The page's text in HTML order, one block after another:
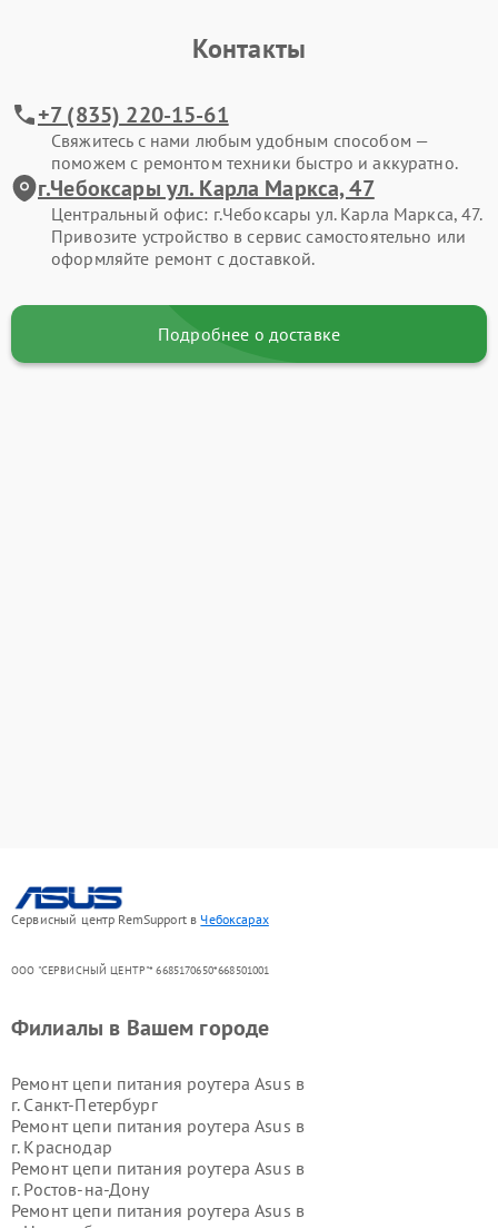
Контакты
+7 (835) 220-15-61
Свяжитесь с нами любым удобным способом —
поможем с ремонтом техники быстро и аккуратно.
г.Чебоксары ул. Карла Маркса, 47
Центральный офис: г.Чебоксары ул. Карла Маркса, 47.
Привозите устройство в сервис самостоятельно или
оформляйте ремонт с доставкой.
Подробнее о доставке
Сервисный центр RemSupport вЧебоксарах
ООО "СЕРВИСНЫЙ ЦЕНТР"* 6685170650*668501001
Филиалы в Вашем городе
Ремонт цепи питания роутера Asus в
г. Санкт-Петербург
Ремонт цепи питания роутера Asus в
г. Краснодар
Ремонт цепи питания роутера Asus в
г. Ростов-на-Дону
Ремонт цепи питания роутера Asus в